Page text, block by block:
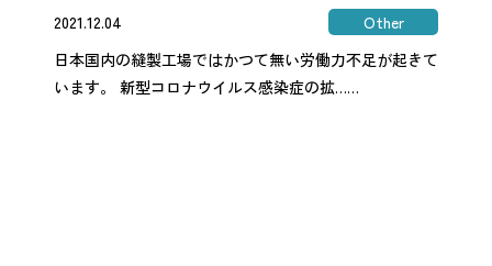
2021.12.04
Other
日本国内の縫製工場ではかつて無い労働力不足が起きて
います。 新型コロナウイルス感染症の拡……